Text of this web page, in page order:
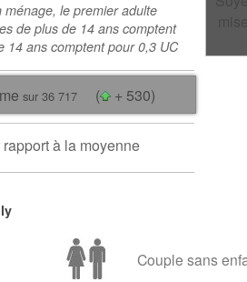
ménage, le premier adulte
de plus de 14 ans comptent
14 ans comptent pour 0,3 UC
sur 36 717 (
+ 530)
à la moyenne
Couple sans